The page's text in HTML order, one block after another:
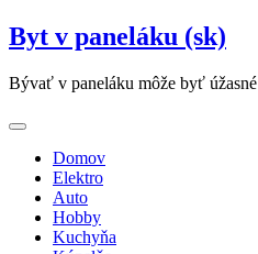
Skip
to
Byt v paneláku (sk)
Bývať v paneláku môže byť úžasné
Domov
Elektro
Auto
Hobby
Kuchyňa